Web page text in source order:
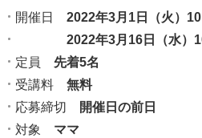
開催日 2022年3月1日（火）
2022年3月16日（水）
定員 先着5名
受講料 無料
応募締切
開催日の前日
対象 ママ